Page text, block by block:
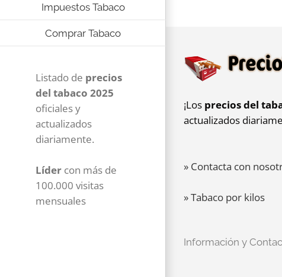
Impuestos Tabaco
Comprar Tabaco
Listado de precios
del tabaco 2025
oficiales y
actualizados
diariamente.
Líder con más de
100.000 visitas
mensuales
¡Los precios del
actualizados
» Contacta con
» Tabaco por kilos
Información y